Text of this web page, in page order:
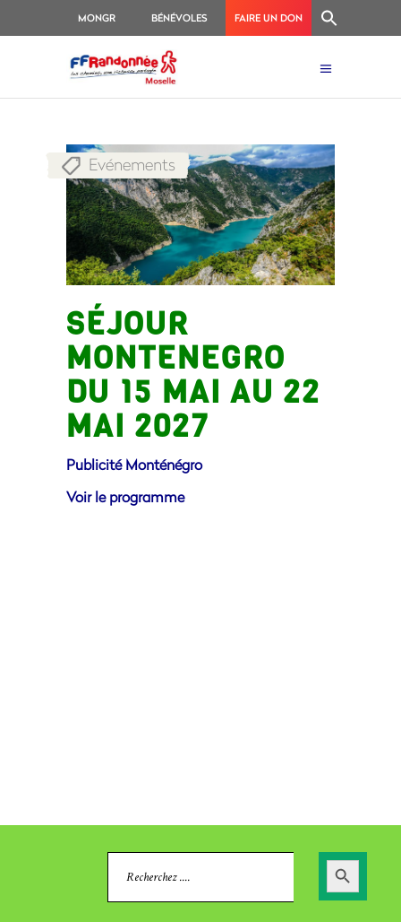
MONGR BÉNÉVOLES FAIRE UN DON
Evénements
SÉJOUR
MONTENEGRO
DU 15 MAI AU 22
MAI 2027
Publicité Monténégro
Voir le programme
Search
Search
Button